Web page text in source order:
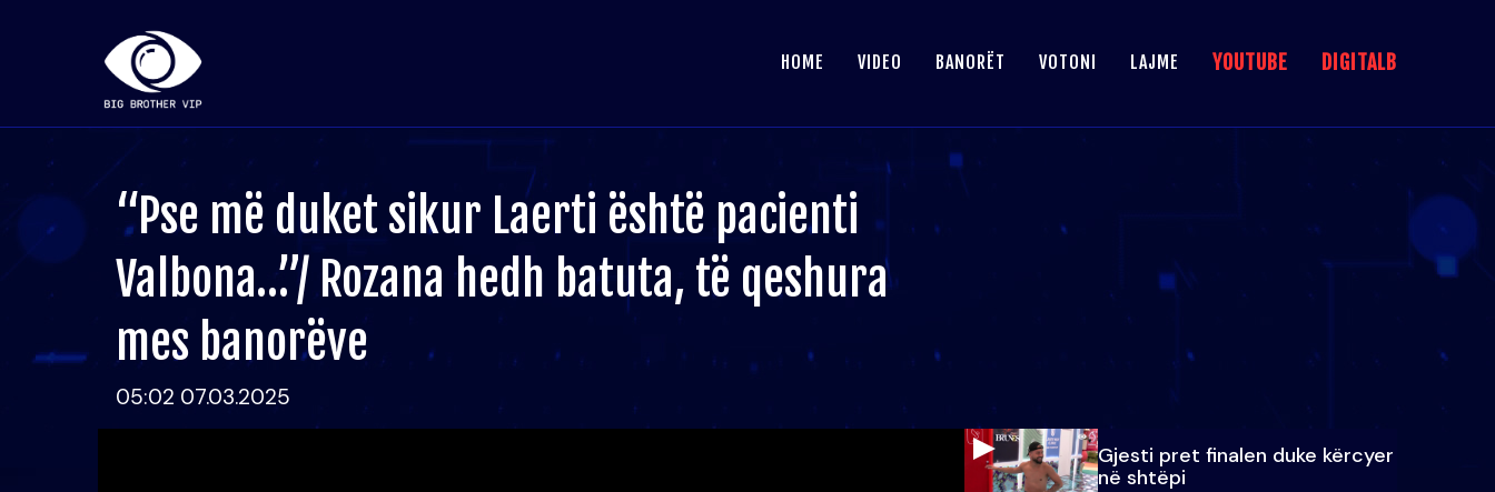
HOME VIDEO BANORËT VOTONI LAJME YOUTUBE DIGITALB
“Pse më duket sikur Laerti është pacienti
Valbona…”/ Rozana hedh batuta, të qeshura
mes banorëve
05:02 07.03.2025
Gjesti pret finalen duke kërcyer
në shtëpi